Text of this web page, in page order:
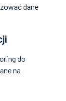
dane
do
na